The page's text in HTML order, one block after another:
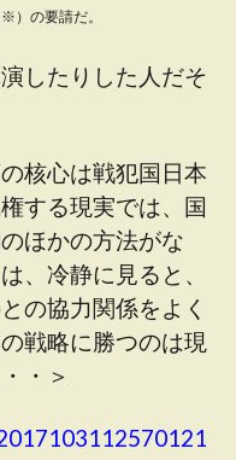
）の要請だ。
したりした人だそ
核心は戦犯国日本
する現実では、国
ほかの方法がな
、冷静に見ると、
の協力関係をよく
戦略に勝つのは現
・＞